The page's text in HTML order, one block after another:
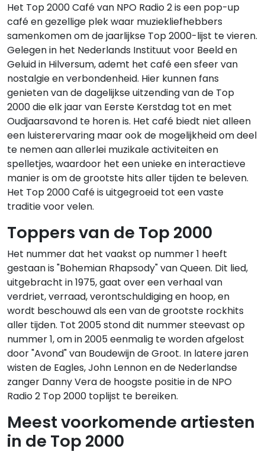
Het Top 2000 Café van NPO Radio 2 is een pop-up
café en gezellige plek waar muziekliefhebbers
samenkomen om de jaarlijkse Top 2000-lijst te vieren.
Gelegen in het Nederlands Instituut voor Beeld en
Geluid in Hilversum, ademt het café een sfeer van
nostalgie en verbondenheid. Hier kunnen fans
genieten van de dagelijkse uitzending van de Top
2000 die elk jaar van Eerste Kerstdag tot en met
Oudjaarsavond te horen is. Het café biedt niet alleen
een luisterervaring maar ook de mogelijkheid om deel
te nemen aan allerlei muzikale activiteiten en
spelletjes, waardoor het een unieke en interactieve
manier is om de grootste hits aller tijden te beleven.
Het Top 2000 Café is uitgegroeid tot een vaste
traditie voor velen.
Toppers van de Top 2000
Het nummer dat het vaakst op nummer 1 heeft
gestaan is "Bohemian Rhapsody" van Queen. Dit lied,
uitgebracht in 1975, gaat over een verhaal van
verdriet, verraad, verontschuldiging en hoop, en
wordt beschouwd als een van de grootste rockhits
aller tijden. Tot 2005 stond dit nummer steevast op
nummer 1, om in 2005 eenmalig te worden afgelost
door "Avond" van Boudewijn de Groot. In latere jaren
wisten de Eagles, John Lennon en de Nederlandse
zanger Danny Vera de hoogste positie in de NPO
Radio 2 Top 2000 toplijst te bereiken.
Meest voorkomende artiesten
in de Top 2000